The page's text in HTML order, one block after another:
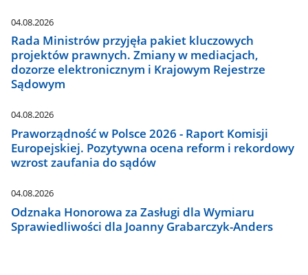
04.08.2026
Rada Ministrów przyjęła pakiet kluczowych
projektów prawnych. Zmiany w mediacjach,
dozorze elektronicznym i Krajowym Rejestrze
Sądowym
04.08.2026
Praworządność w Polsce 2026 - Raport Komisji
Europejskiej. Pozytywna ocena reform i rekordowy
wzrost zaufania do sądów
04.08.2026
Odznaka Honorowa za Zasługi dla Wymiaru
Sprawiedliwości dla Joanny Grabarczyk-Anders